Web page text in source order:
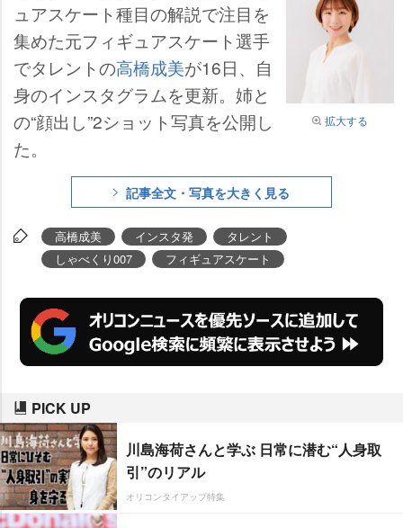
拡大する
ュアスケート種目の解説で注目を
集めた元フィギュアスケート選手
でタレントの高橋成美が16日、自
身のインスタグラムを更新。姉と
の“顔出し”2ショット写真を公開し
た。
記事全文・写真を大きく見る
高橋成美 インスタ発
タレント
しゃべくり007
フィギュアスケート
PICK UP
川島海荷さんと学ぶ 日常に潜む“人身取
引”のリアル
オリコンタイアップ特集